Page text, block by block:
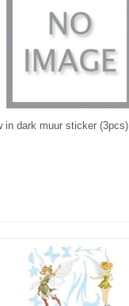
in dark muur sticker (3pcs)